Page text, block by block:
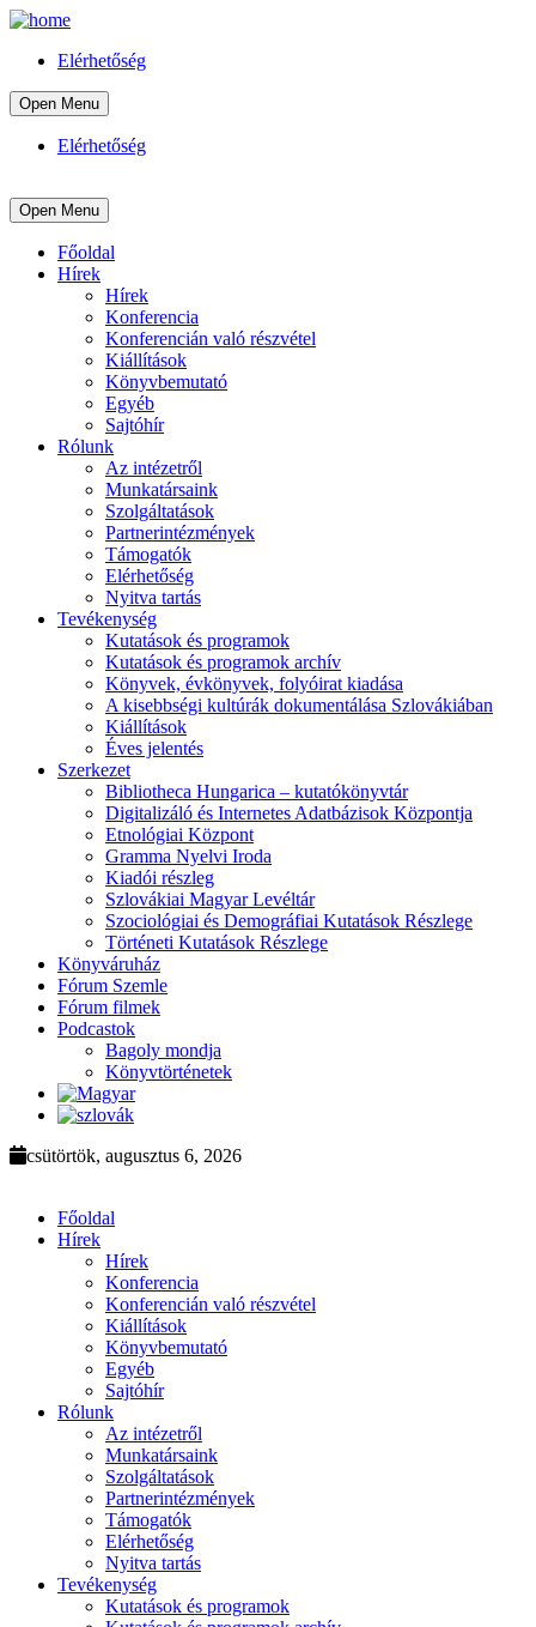
Elérhetőség
Open Menu
Elérhetőség
Open Menu
Főoldal
Hírek
Hírek
Konferencia
Konferencián való részvétel
Kiállítások
Könyvbemutató
Egyéb
Sajtóhír
Rólunk
Az intézetről
Munkatársaink
Szolgáltatások
Partnerintézmények
Támogatók
Elérhetőség
Nyitva tartás
Tevékenység
Kutatások és programok
Kutatások és programok archív
Könyvek, évkönyvek, folyóirat kiadása
A kisebbségi kultúrák dokumentálása Szlovákiában
Kiállítások
Éves jelentés
Szerkezet
Bibliotheca Hungarica – kutatókönyvtár
Digitalizáló és Internetes Adatbázisok Központja
Etnológiai Központ
Gramma Nyelvi Iroda
Kiadói részleg
Szlovákiai Magyar Levéltár
Szociológiai és Demográfiai Kutatások Részlege
Történeti Kutatások Részlege
Könyváruház
Fórum Szemle
Fórum filmek
Podcastok
Bagoly mondja
Könyvtörténetek
csütörtök, augusztus 6, 2026
Főoldal
Hírek
Hírek
Konferencia
Konferencián való részvétel
Kiállítások
Könyvbemutató
Egyéb
Sajtóhír
Rólunk
Az intézetről
Munkatársaink
Szolgáltatások
Partnerintézmények
Támogatók
Elérhetőség
Nyitva tartás
Tevékenység
Kutatások és programok